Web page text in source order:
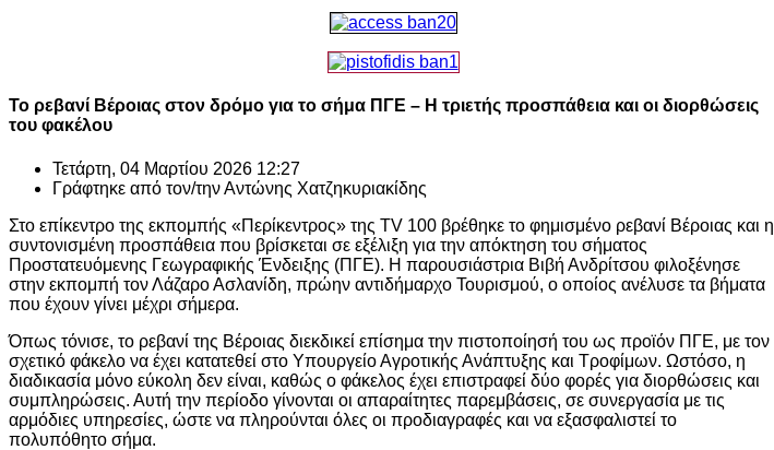
Το ρεβανί Βέροιας στον δρόμο για το σήμα ΠΓΕ – Η τριετής προσπάθεια και οι διορθώσεις
του φακέλου
Τετάρτη, 04 Μαρτίου 2026 12:27
Γράφτηκε από τον/τηνΑντώνης Χατζηκυριακίδης
Στο επίκεντρο της εκπομπής «Περίκεντρος» της TV 100 βρέθηκε το φημισμένο ρεβανί Βέροιας και η
συντονισμένη προσπάθεια που βρίσκεται σε εξέλιξη για την απόκτηση του σήματος
Προστατευόμενης Γεωγραφικής Ένδειξης (ΠΓΕ). Η παρουσιάστρια Βιβή Ανδρίτσου φιλοξένησε
στην εκπομπή τον Λάζαρο Ασλανίδη, πρώην αντιδήμαρχο Τουρισμού, ο οποίος ανέλυσε τα βήματα
που έχουν γίνει μέχρι σήμερα.
Όπως τόνισε, το ρεβανί της Βέροιας διεκδικεί επίσημα την πιστοποίησή του ως προϊόν ΠΓΕ, με τον
σχετικό φάκελο να έχει κατατεθεί στο Υπουργείο Αγροτικής Ανάπτυξης και Τροφίμων. Ωστόσο, η
διαδικασία μόνο εύκολη δεν είναι, καθώς ο φάκελος έχει επιστραφεί δύο φορές για διορθώσεις και
συμπληρώσεις. Αυτή την περίοδο γίνονται οι απαραίτητες παρεμβάσεις, σε συνεργασία με τις
αρμόδιες υπηρεσίες, ώστε να πληρούνται όλες οι προδιαγραφές και να εξασφαλιστεί το
πολυπόθητο σήμα.